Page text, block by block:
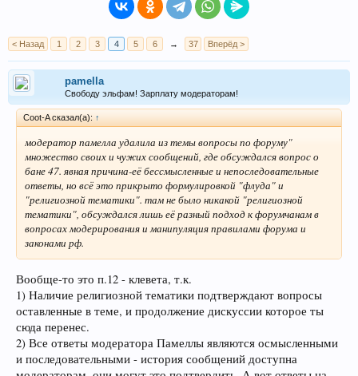
< Назад 1 2 3 4 5 6 → 37 Вперёд >
pamella
Свободу эльфам! Зарплату модераторам!
Coot-A сказал(а): ↑
модератор памелла удалила из темы вопросы по форуму"
множество своих и чужих сообщений, где обсуждался вопрос о
бане 47. явная причина-её бессмысленные и непоследовательные
ответы, но всё это прикрыто формулировкой "флуда" и
"религиозной тематики". там не было никакой "религиозной
тематики", обсуждался лишь её разный подход к форумчанам в
вопросах модерирования и манипуляция правилами форума и
законами рф.
Вообще-то это п.12 - клевета, т.к.
1) Наличие религиозной тематики подтверждают вопросы
оставленные в теме, и продолжение дискуссии которое ты
сюда перенес.
2) Все ответы модератора Памеллы являются осмысленными
и последовательными - история сообщений доступна